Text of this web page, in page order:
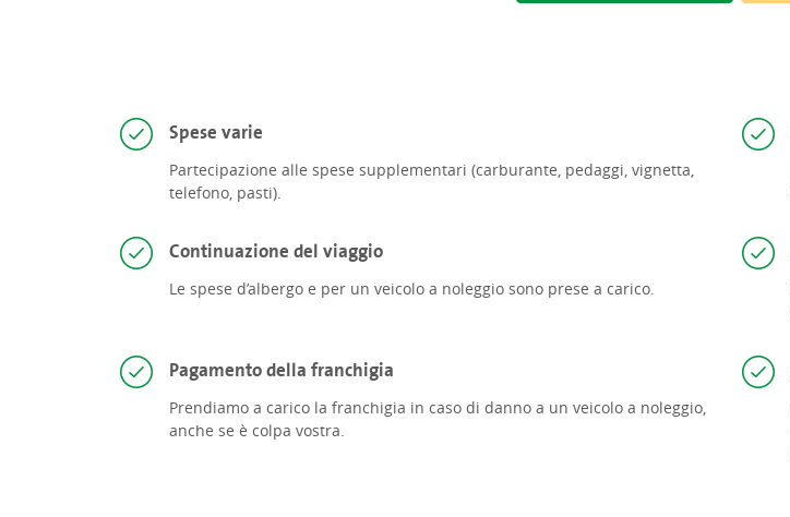
Spese varie
Partecipazione alle spese supplementari (carburante, pedaggi, vignetta,
telefono, pasti).
Continuazione del viaggio
Le spese d’albergo e per un veicolo a noleggio sono prese a carico.
Pagamento della franchigia
Prendiamo a carico la franchigia in caso di danno a un veicolo a noleggio,
anche se è colpa vostra.